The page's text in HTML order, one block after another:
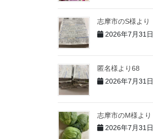
志摩市のS様より
2026年7月31日
匿名様より68
2026年7月31日
志摩市のM様より
2026年7月31日